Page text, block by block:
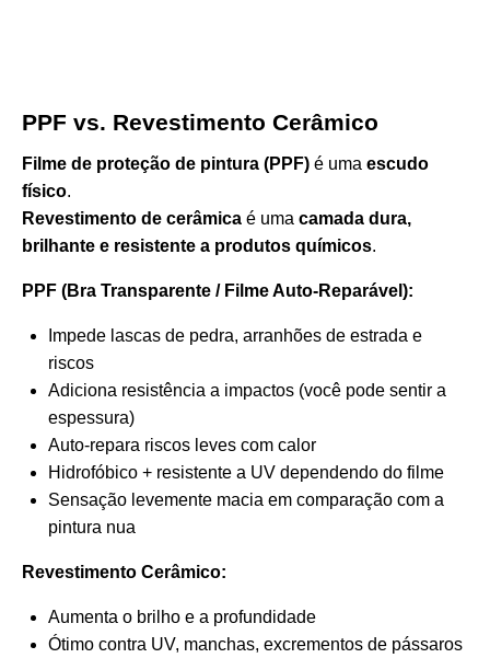
PPF vs. Revestimento Cerâmico
Filme de proteção de pintura (PPF) é uma escudo
físico.
Revestimento de cerâmica é uma camada dura,
brilhante e resistente a produtos químicos.
PPF (Bra Transparente / Filme Auto-Reparável):
Impede lascas de pedra, arranhões de estrada e
riscos
Adiciona resistência a impactos (você pode sentir a
espessura)
Auto-repara riscos leves com calor
Hidrofóbico + resistente a UV dependendo do filme
Sensação levemente macia em comparação com a
pintura nua
Revestimento Cerâmico:
Aumenta o brilho e a profundidade
Ótimo contra UV, manchas, excrementos de pássaros